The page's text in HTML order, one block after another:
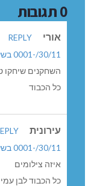
0 תגובות
אורי
REPLY
30/11/-0001 בשעה 00:00
השחקנים שיחקו
כל הכבוד
עירונית
30/11/-0001 בשעה 00:00
איזה צילומים
כל הכבוד לבן עמי